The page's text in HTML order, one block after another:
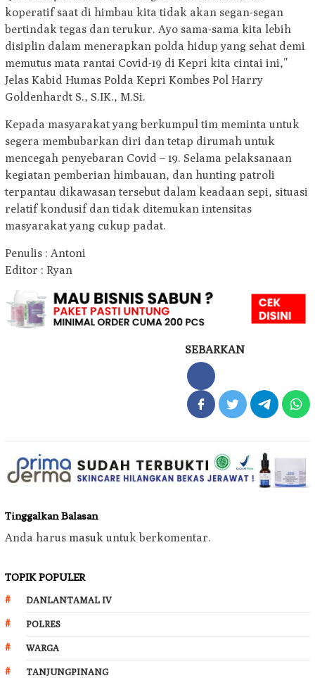
koperatif saat di himbau kita tidak akan segan-segan
bertindak tegas dan terukur. Ayo sama-sama kita lebih
disiplin dalam menerapkan polda hidup yang sehat demi
memutus mata rantai Covid-19 di Kepri kita cintai ini,”
Jelas Kabid Humas Polda Kepri Kombes Pol Harry
Goldenhardt S., S.IK., M.Si.
Kepada masyarakat yang berkumpul tim meminta untuk
segera membubarkan diri dan tetap dirumah untuk
mencegah penyebaran Covid – 19. Selama pelaksanaan
kegiatan pemberian himbauan, dan hunting patroli
terpantau dikawasan tersebut dalam keadaan sepi, situasi
relatif kondusif dan tidak ditemukan intensitas
masyarakat yang cukup padat.
Penulis : Antoni
Editor : Ryan
SEBARKAN
Tinggalkan Balasan
Anda harus masuk untuk berkomentar.
TOPIK POPULER
DANLANTAMAL IV
POLRES
WARGA
TANJUNGPINANG